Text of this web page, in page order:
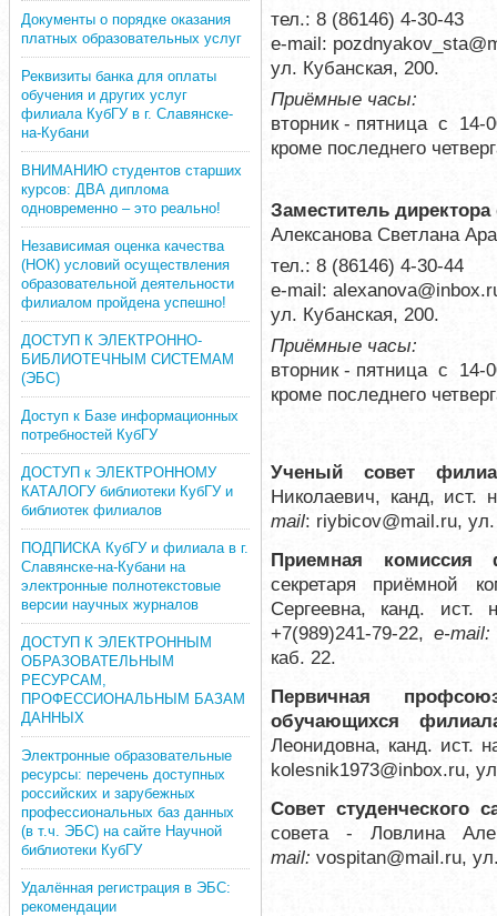
Документы о порядке оказания
платных образовательных услуг
Реквизиты банка для оплаты
обучения и других услуг
филиала КубГУ в г. Славянске-
на-Кубани
ВНИМАНИЮ студентов старших
курсов: ДВА диплома
одновременно – это реально!
Независимая оценка качества
(НОК) условий осуществления
образовательной деятельности
филиалом пройдена успешно!
ДОСТУП К ЭЛЕКТРОННО-
БИБЛИОТЕЧНЫМ СИСТЕМАМ
(ЭБС)
Доступ к Базе информационных
потребностей КубГУ
ДОСТУП к ЭЛЕКТРОННОМУ
КАТАЛОГУ библиотеки КубГУ и
библиотек филиалов
ПОДПИСКА КубГУ и филиала в г.
Славянске-на-Кубани на
электронные полнотекстовые
версии научных журналов
ДОСТУП К ЭЛЕКТРОННЫМ
ОБРАЗОВАТЕЛЬНЫМ
РЕСУРСАМ,
ПРОФЕССИОНАЛЬНЫМ БАЗАМ
ДАННЫХ
Электронные образовательные
ресурсы: перечень доступных
российских и зарубежных
профессиональных баз данных
(в т.ч. ЭБС) на сайте Научной
библиотеки КубГУ
Удалённая регистрация в ЭБС:
рекомендации
тел.: 8 (86146) 4-30-43
е-mail:
ул. Кубанская, 200.
Приёмные часы:
вторник - пятница с 14-
кроме последнего
Заместитель
Алексанова Светлана
тел.: 8 (86146) 4-30-44
е-mail:
ул. Кубанская, 200.
Приёмные часы:
вторник - пятница с 14-
кроме последнего
Ученый совет
Николаевич, канд, ист.
mail: riybicov@mail.ru,
Приемная комиссия
секретаря приёмной
Сергеевна, канд. ист.
+7(989)241-79-22,е-mail:
каб. 22.
Первичная
обучающихся
Леонидовна, канд. ист.
kolesnik1973@inbox.ru,
Совет студенческого
совета - Ловлина
mail: vospitan@mail.ru,